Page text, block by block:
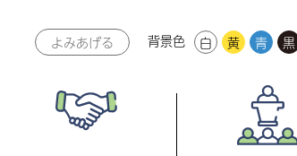
よみあげる 背景色 白 黄 青 黒